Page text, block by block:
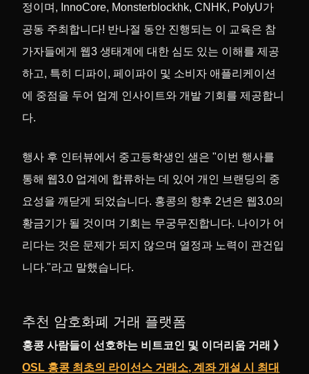
정이며, InnoCore, Monsterblockhk, CNHK, PolyU가
공동 주최합니다! 반나절 동안 진행되는 이 교육은 참
가자들에게 웹3 생태계에 대한 심도 있는 이해를 제공
하고, 특히 디파이, 페이파이 및 소비자 애플리케이션
에 중점을 두어 업계 인사이트와 개발 기회를 제공합니
다.
행사 후 인터뷰에서 중고등학생인 샘은 "이번 행사를
통해 웹3.0 업계에 합류하는 데 있어 개인 브랜딩의 중
요성을 깨닫게 되었습니다. 홍콩의 향후 2년은 웹3.0의
황금기가 될 것이며 기회는 무궁무진합니다. 나이가 어
리다는 것은 문제가 되지 않으며 열정과 노력이 관건입
니다."라고 말했습니다.
추천 암호화폐 거래 플랫폼
홍콩 사람들이 선호하는 비트코인 및 이더리움 거래 》
OSL 홍콩 최초의 라이선스 거래소, 계좌 개설 시 최대